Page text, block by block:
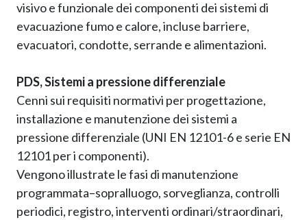
visivo e funzionale dei componenti dei sistemi di
evacuazione fumo e calore, incluse barriere,
evacuatori, condotte, serrande e alimentazioni.
PDS, Sistemi a pressione differenziale
Cenni sui requisiti normativi per progettazione,
installazione e manutenzione dei sistemi a
pressione differenziale (UNI EN 12101-6 e serie EN
12101 per i componenti).
Vengono illustrate le fasi di manutenzione
programmata–sopralluogo, sorveglianza, controlli
periodici, registro, interventi ordinari/straordinari,